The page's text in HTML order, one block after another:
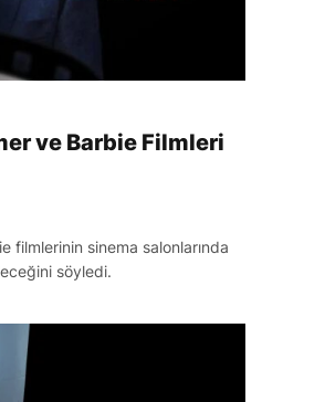
ve Barbie Filmleri
filmlerinin sinema salonlarında
söyledi.